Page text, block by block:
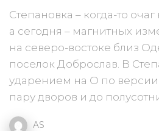
Степановка – когда-то
а сегодня – магнитных
на северо-востоке близ
поселок Доброслав. В
ударением на О по версии
пару дворов и до
AS